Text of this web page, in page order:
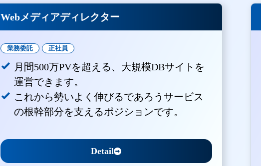
Webメディアディレクター
業務委託 正社員
月間500万PVを超える、大規模DBサイトを
運営できます。
これから勢いよく伸びるであろうサービス
の根幹部分を支えるポジションです。
Detail